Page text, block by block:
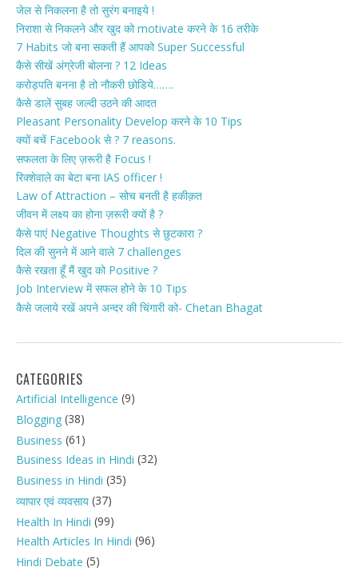
जेल से निकलना है तो सुरंग बनाइये !
निराशा से निकलने और खुद को motivate करने के 16 तरीके
7 Habits जो बना सकती हैं आपको Super Successful
कैसे सीखें अंग्रेजी बोलना ? 12 Ideas
करोड़पति बनना है तो नौकरी छोडिये…….
कैसे डालें सुबह जल्दी उठने की आदत
Pleasant Personality Develop करने के 10 Tips
क्यों बचें Facebook से ? 7 reasons.
सफलता के लिए ज़रूरी है Focus !
रिक्शेवाले का बेटा बना IAS officer !
Law of Attraction – सोच बनती है हकीक़त
जीवन में लक्ष्य का होना ज़रूरी क्यों है ?
कैसे पाएं Negative Thoughts से छुटकारा ?
दिल की सुनने में आने वाले 7 challenges
कैसे रखता हूँ मैं खुद को Positive ?
Job Interview में सफल होने के 10 Tips
कैसे जलाये रखें अपने अन्दर की चिंगारी को- Chetan Bhagat
CATEGORIES
Artificial Intelligence (9)
Blogging (38)
Business (61)
Business Ideas in Hindi (32)
Business in Hindi (35)
व्यापार एवं व्यवसाय (37)
Health In Hindi (99)
Health Articles In Hindi (96)
Hindi Debate (5)